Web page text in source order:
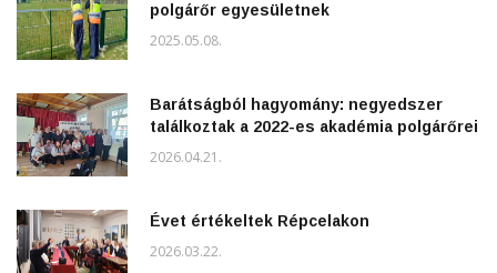
polgárőr egyesületnek
2025.05.08.
Barátságból hagyomány: negyedszer
találkoztak a 2022-es akadémia polgárőrei
2026.04.21.
Évet értékeltek Répcelakon
2026.03.22.